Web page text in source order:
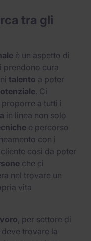
tra gli
è un aspetto di
prendono cura
talento a poter
. Ci
a tutti i
in linea non solo
e percorso
con i
cliente così da poter
che ci
nel trovare un
vita
, per settore di
trovare la